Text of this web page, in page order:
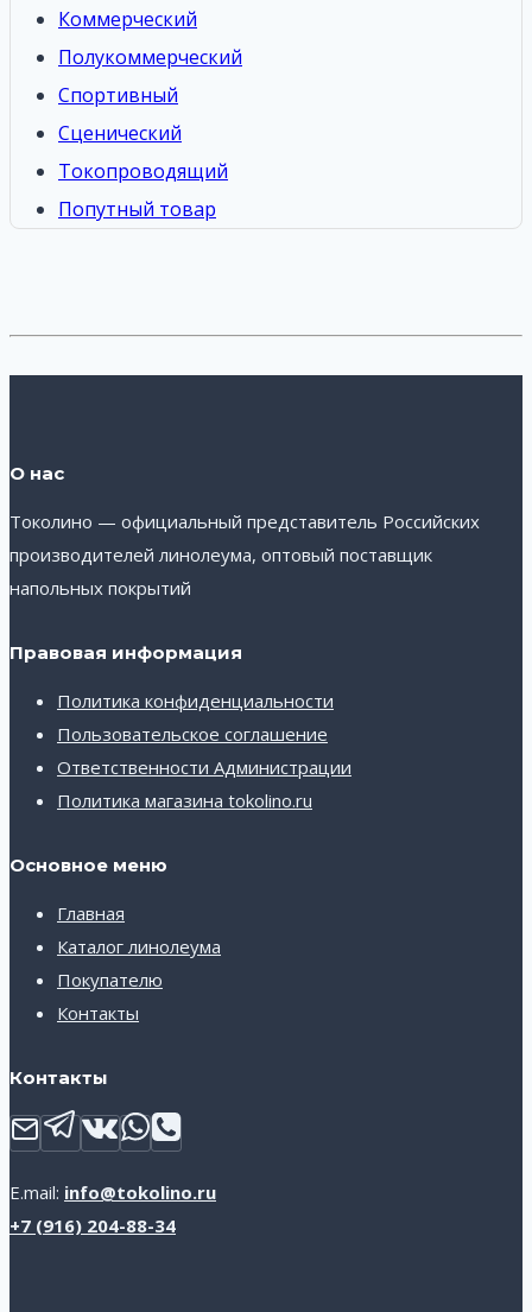
Коммерческий
Полукоммерческий
Спортивный
Сценический
Токопроводящий
Попутный товар
О нас
Токолино — официальный представитель Российских
производителей линолеума, оптовый поставщик
напольных покрытий
Правовая информация
Политика конфиденциальности
Пользовательское соглашение
Ответственности Администрации
Политика магазина tokolino.ru
Основное меню
Главная
Каталог линолеума
Покупателю
Контакты
Контакты
E.mail: info@tokolino.ru
+7 (916) 204-88-34